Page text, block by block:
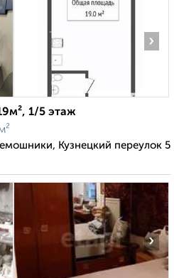
›
1/5 этаж
Кузнецкий переулок 5
›